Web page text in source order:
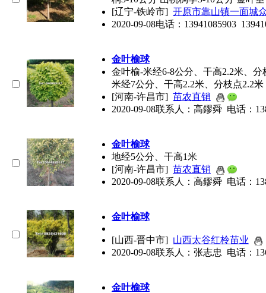
[辽宁-铁岭市] 开原市靠山镇一面城
2020-09-08电话：13941085903
金叶榆球
金叶榆-米经6-8公分、干高2.2米、分
米经7公分、干高2.2米、分枝点2.2米
[河南-许昌市] 苗农直销
2020-09-08联系人：高鏐舜 电话：
金叶榆球
地经5公分、干高1米
[河南-许昌市] 苗农直销
2020-09-08联系人：高鏐舜 电话：
金叶榆球
[山西-晋中市] 山西太谷红柃苗业
2020-09-08联系人：张志忠 电话：
金叶榆球